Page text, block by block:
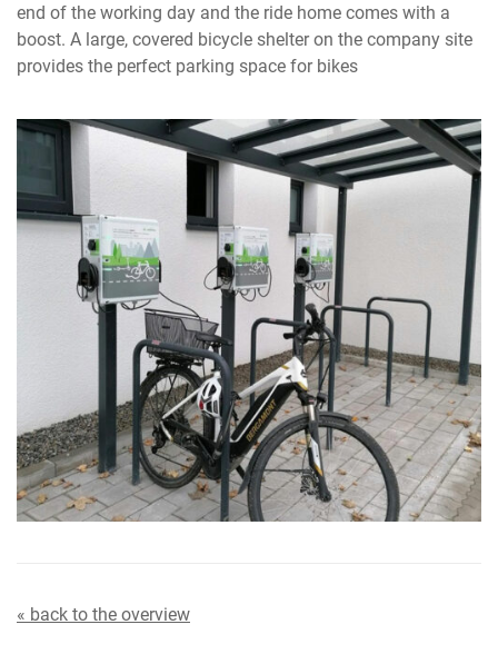
end of the working day and the ride home comes with a
boost. A large, covered bicycle shelter on the company site
provides the perfect parking space for bikes
« back to the overview